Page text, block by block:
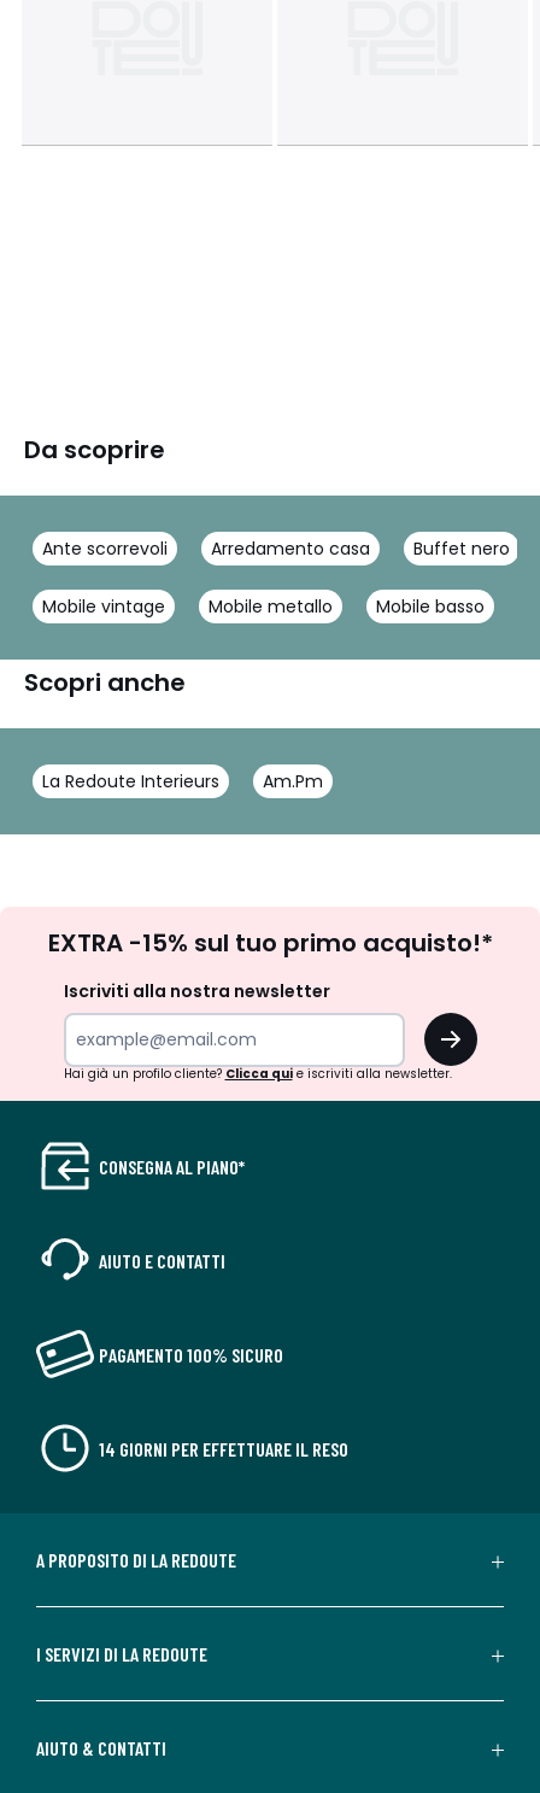
Da scoprire
Ante scorrevoli Arredamento casa Buffet nero
Mobile vintage Mobile metallo Mobile basso
Scopri anche
La Redoute Interieurs Am.Pm
newsletter
EXTRA -15% sul tuo primo acquisto!*
Iscriviti alla nostra newsletter
OK
Hai già un profilo cliente? Clicca quie iscriviti alla newsletter.
CONSEGNA AL PIANO*
AIUTO E CONTATTI
PAGAMENTO 100% SICURO
14 GIORNI PER EFFETTUARE IL RESO
A PROPOSITO DI LA REDOUTE
I SERVIZI DI LA REDOUTE
AIUTO & CONTATTI